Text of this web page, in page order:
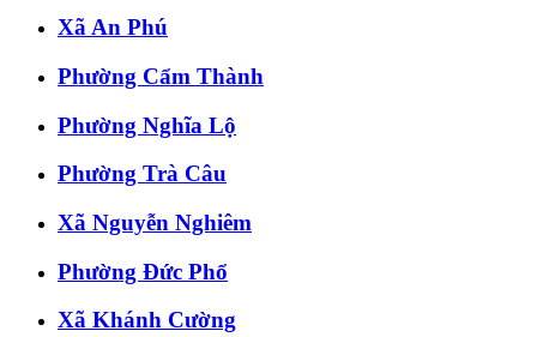
Xã An Phú
Phường Cẩm Thành
Phường Nghĩa Lộ
Phường Trà Câu
Xã Nguyễn Nghiêm
Phường Đức Phổ
Xã Khánh Cường